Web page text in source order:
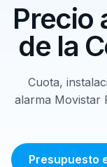
Precio
de la
Cuota,
alarma Movistar
Presupuesto